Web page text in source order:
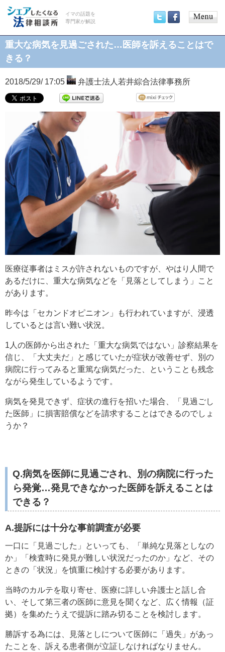
イマの話題を
専門家が解説
menu
重大な病気を見過ごされた…医師を訴えることはで
きる？
2018/5/29/ 17:05 弁護士法人若井綜合法律事務所
医療従事者はミスが許されないものですが、やはり人間で
あるだけに、重大な病気などを「見落としてしまう」こと
があります。
昨今は「セカンドオピニオン」も行われていますが、浸透
しているとは言い難い状況。
1人の医師から出された「重大な病気ではない」診察結果を
信じ、「大丈夫だ」と感じていたが症状が改善せず、別の
病院に行ってみると重篤な病気だった、ということも残念
ながら発生しているようです。
病気を発見できず、症状の進行を招いた場合、「見過ごし
た医師」に損害賠償などを請求することはできるのでしょ
うか？
Q.病気を医師に見過ごされ、別の病院に行った
ら発覚…発見できなかった医師を訴えることは
できる？
A.提訴には十分な事前調査が必要
一口に「見過ごした」といっても、「単純な見落としなの
か」「検査時に発見が難しい状況だったのか」など、その
ときの「状況」を慎重に検討する必要があります。
当時のカルテを取り寄せ、医療に詳しい弁護士と話し合
い、そして第三者の医師に意見を聞くなど、広く情報（証
拠）を集めたうえで提訴に踏み切ることを検討します。
勝訴する為には、見落としについて医師に「過失」があっ
たことを、訴える患者側が立証しなければなりません。